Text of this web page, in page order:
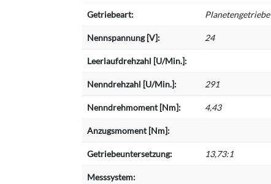
Getriebeart: Planetengetriebe
Nennspannung [V]: 24
Leerlaufdrehzahl [U/Min.]:
Nenndrehzahl [U/Min.]: 291
Nenndrehmoment [Nm]: 4,43
Anzugsmoment [Nm]:
Getriebeuntersetzung: 13,73:1
Messsystem: